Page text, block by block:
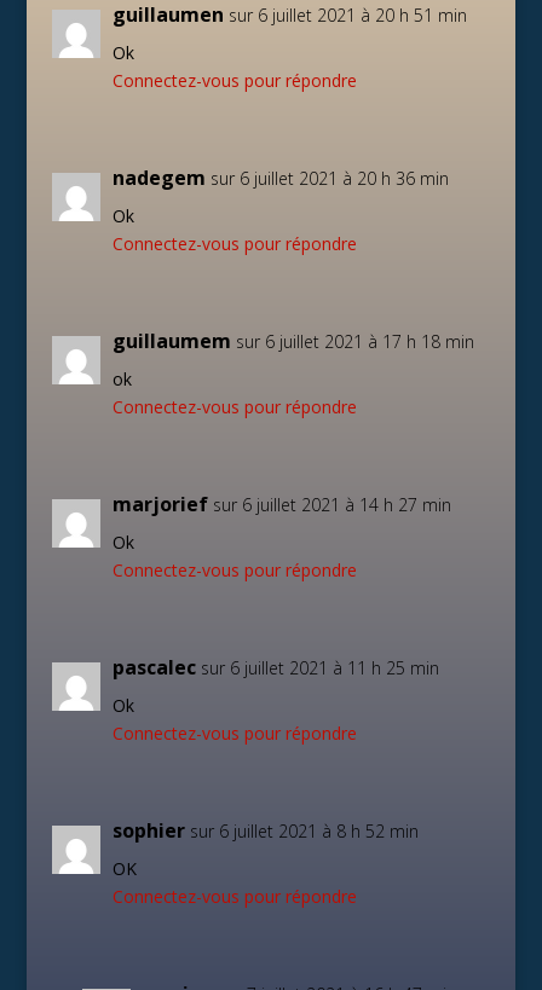
guillaumen sur 6 juillet 2021 à 20 h 51 min
Ok
Connectez-vous pour répondre
nadegem sur 6 juillet 2021 à 20 h 36 min
Ok
Connectez-vous pour répondre
guillaumem sur 6 juillet 2021 à 17 h 18 min
ok
Connectez-vous pour répondre
marjorief sur 6 juillet 2021 à 14 h 27 min
Ok
Connectez-vous pour répondre
pascalec sur 6 juillet 2021 à 11 h 25 min
Ok
Connectez-vous pour répondre
sophier sur 6 juillet 2021 à 8 h 52 min
OK
Connectez-vous pour répondre